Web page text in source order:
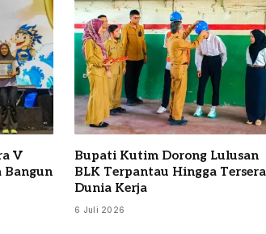
V
Bangun
Bupati Kutim Dorong Lulusan
BLK Terpantau Hingga
Dunia Kerja
6 Juli 2026